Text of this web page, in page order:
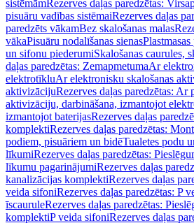
sistēmāmRezerves daļas paredzētas:
pisuāru vadības sistēmaiRezerves daļas
paredzēts vākamBez skalošanas malas
vākaPisuāru nodalīšanas sienas
un sifonu piederumiSkalošanas caurules,
daļas paredzētas: ZemapmetumaAr
elektrotīkluAr elektronisku skalošanas
aktivizācijuRezerves daļas paredzētas:
aktivizāciju, darbināšana, izmantojot
izmantojot baterijasRezerves daļas
komplektiRezerves daļas paredzētas:
podiem, pisuāriem un bidēTualetes podu
līkumiRezerves daļas paredzētas:
līkumu pagarinājumiRezerves daļas
kanalizācijas komplektiRezerves daļas
veida sifoniRezerves daļas paredzētas: P
īscauruleRezerves daļas paredzētas:
komplektiP veida sifoniRezerves daļas